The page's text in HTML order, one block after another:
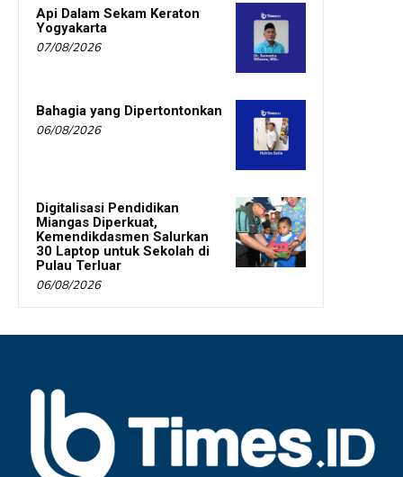
Api Dalam Sekam Keraton
Yogyakarta
07/08/2026
Bahagia yang Dipertontonkan
06/08/2026
Digitalisasi Pendidikan
Miangas Diperkuat,
Kemendikdasmen Salurkan
30 Laptop untuk Sekolah di
Pulau Terluar
06/08/2026